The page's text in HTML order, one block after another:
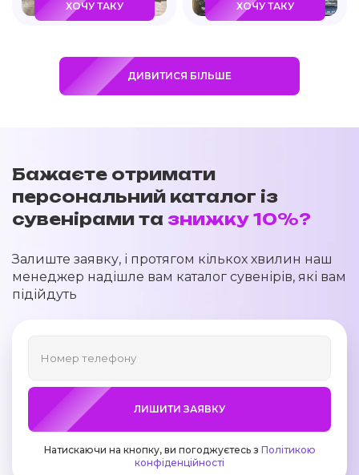
ХОЧУ ТАКУ ХОЧУ ТАКУ
ДИВИТИСЯ БІЛЬШЕ
Бажаєте отримати
персональний каталог із
сувенірами та знижку 10%?
Залиште заявку, і протягом кількох хвилин наш
менеджер надішле вам каталог сувенірів, які вам
підійдуть
ЛИШИТИ ЗАЯВКУ
Натискаючи на кнопку, ви погоджуєтесь з Політикою
конфіденційності